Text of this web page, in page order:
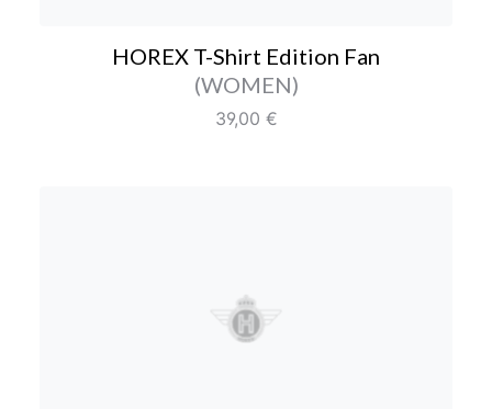
HOREX T-Shirt Edition Fan
(WOMEN)Farbe/Editionen
Regulärer Preis:
39,00 €
HOREX T-Shirt #1